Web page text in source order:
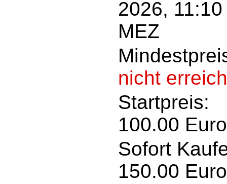
2026, 11:10
MEZ
nicht
Startpreis:
100.00 Euro
Sofort
150.00 Euro